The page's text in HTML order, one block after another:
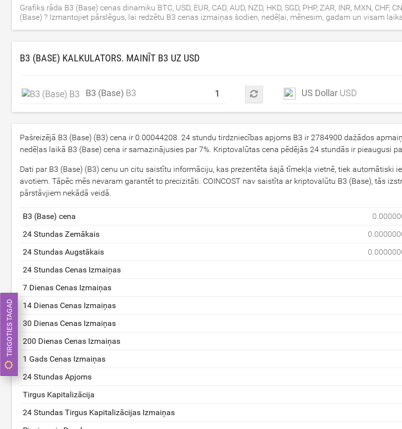
Grafiks rāda B3 (Base) cenas dinamiku BTC, USD, EUR, CAD, AUD, NZD, HKD, SGD, PHP, ZAR, INR, MXN, CHF,
(Base) ? Izmantojiet pārslēgus, lai redzētu B3 cenas izmaiņas šodien, nedēļai, mēnesim, gadam un visam
B3 (BASE) KALKULATORS. MAINĪT B3 UZ USD
B3 (Base) B3 US Dollar USD
Pašreizējā B3 (Base) (B3) cena ir 0.00044208. 24 stundu tirdzniecības apjoms B3 ir 2784900 dažādos
nedēļas laikā B3 (Base) cena ir samazinājusies par7%. Kriptovalūtas cena pēdējās 24 stundās ir pieaugusi
Dati par B3 (Base) (B3) cenu un citu saistītu informāciju, kas prezentēta šajā tīmekļa vietnē, tiek automātiski
avotiem. Tāpēc mēs nevaram garantēt to precizitāti. COINCOST nav saistīta ar kriptovalūtu B3 (Base), tās
pārstāvjiem nekādā veidā.
B3 (Base) cena
24 Stundas Zemākais
24 Stundas Augstākais
24 Stundas Cenas Izmaiņas
7 Dienas Cenas Izmaiņas
14 Dienas Cenas Izmaiņas
30 Dienas Cenas Izmaiņas
200 Dienas Cenas Izmaiņas
1 Gads Cenas Izmaiņas
24 Stundas Apjoms
Tirgus Kapitalizācija
24 Stundas Tirgus Kapitalizācijas Izmaiņas
TIRGOTIES TAGAD